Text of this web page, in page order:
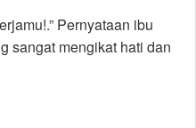
Pernyataan ibu
sangat mengikat hati dan